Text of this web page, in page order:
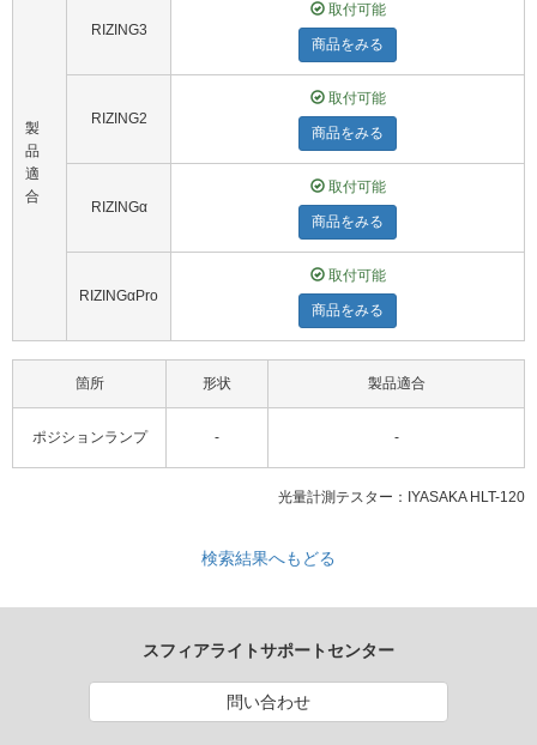
製
品
適
合
RIZING3
取付可能
商品をみる
RIZING2
取付可能
商品をみる
RIZINGα
取付可能
商品をみる
RIZINGαPro
取付可能
商品をみる
箇所 形状 製品適合
ポジションランプ - -
光量計測テスター：IYASAKA HLT-120
検索結果へもどる
スフィアライトサポートセンター
問い合わせ